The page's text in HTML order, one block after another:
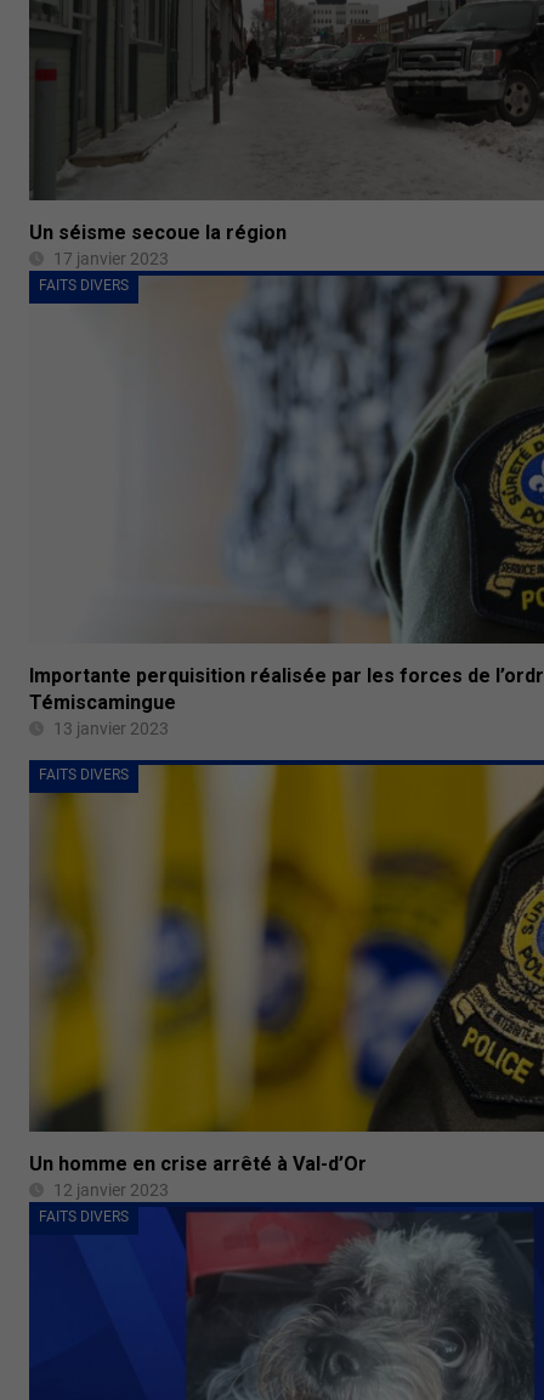
Un séisme secoue la région
17 janvier 2023
FAITS DIVERS
Importante perquisition réalisée par les forces de
Témiscamingue
13 janvier 2023
FAITS DIVERS
Un homme en crise arrêté à Val-d’Or
12 janvier 2023
FAITS DIVERS